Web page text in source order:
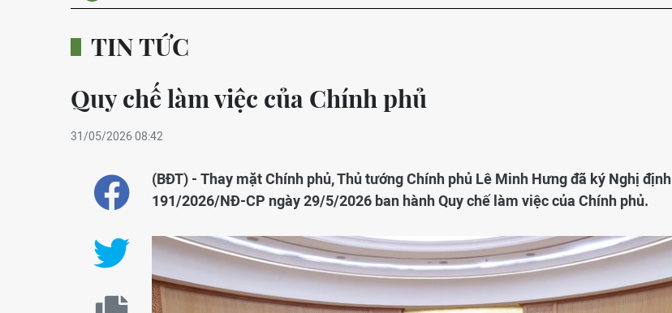
TIN TỨC
Quy chế làm việc của Chính phủ
31/05/2026 08:42
(BĐT) - Thay mặt Chính phủ, Thủ tướng Chính phủ Lê Minh Hưng đã ký Nghị định
191/2026/NĐ-CР ngày 29/5/2026 ban hành Quy chế làm việc của Chính phủ.